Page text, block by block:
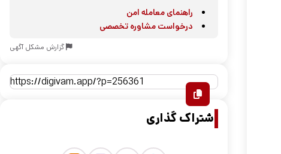
راهنمای معامله امن
درخواست مشاوره تخصصی
گزارش مشکل آگهی
اشتراک گذاری